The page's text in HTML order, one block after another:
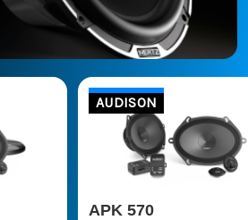
AUDISON
APK 570